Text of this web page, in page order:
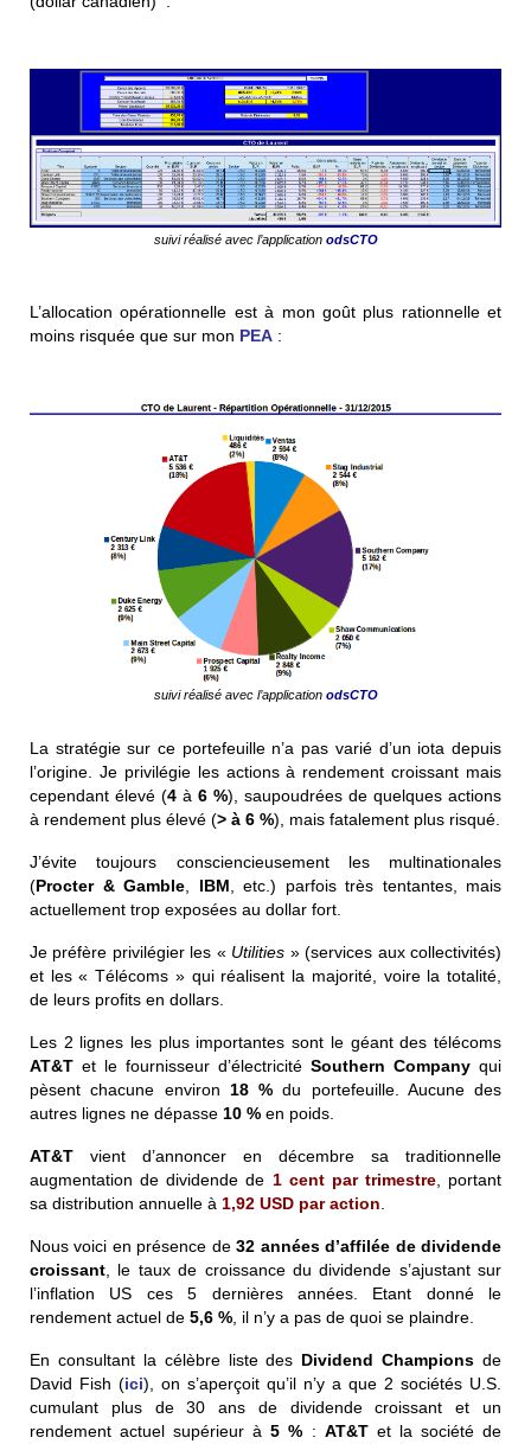
suivi réalisé avec l’application odsCTO
L’allocation opérationnelle est à mon goût plus rationnelle et
moins risquée que sur mon PEA :
suivi réalisé avec l’application odsCTO
La stratégie sur ce portefeuille n’a pas varié d’un iota depuis
l’origine. Je privilégie les actions à rendement croissant mais
cependant élevé (4 à 6 %), saupoudrées de quelques actions
à rendement plus élevé (> à 6 %), mais fatalement plus risqué.
J’évite toujours consciencieusement les multinationales
(Procter & Gamble, IBM, etc.) parfois très tentantes, mais
actuellement trop exposées au dollar fort.
Je préfère privilégier les « Utilities » (services aux collectivités)
et les « Télécoms » qui réalisent la majorité, voire la totalité,
de leurs profits en dollars.
Les 2 lignes les plus importantes sont le géant des télécoms
AT&T et le fournisseur d’électricité Southern Company qui
pèsent chacune environ 18 % du portefeuille. Aucune des
autres lignes ne dépasse 10 % en poids.
AT&T vient d’annoncer en décembre sa traditionnelle
augmentation de dividende de 1 centpar trimestre, portant
sa distribution annuelle à 1,92 USD par action.
Nous voici en présence de32 années d’affilée de dividende
croissant, le taux de croissance du dividende s’ajustant sur
l’inflation US ces 5 dernières années. Etant donné le
rendement actuel de 5,6 %, il n’y a pas de quoi se plaindre.
En consultant la célèbre liste des Dividend Champions de
David Fish (ici), on s’aperçoit qu’il n’y a que 2 sociétés U.S.
cumulant plus de 30 ans de dividende croissant et un
rendement actuel supérieur à5 % : AT&Tet la société de